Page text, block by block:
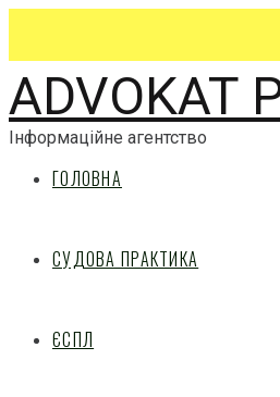
ADVOKAT
Інформаційне агентство
ГОЛОВНА
СУДОВА ПРАКТИКА
ЄСПЛ